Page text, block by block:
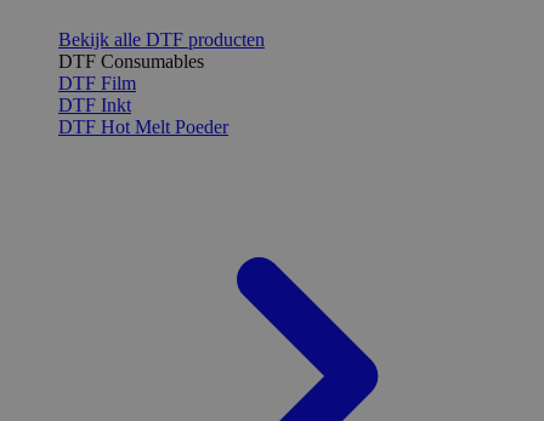
Bekijk alle DTF producten
DTF Consumables
DTF Film
DTF Inkt
DTF Hot Melt Poeder